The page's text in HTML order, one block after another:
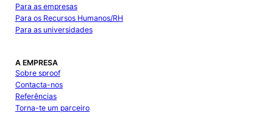
Para as empresas
Para os Recursos Humanos/RH
Para as universidades
A EMPRESA
Sobre sproof
Contacta-nos
Referências
Torna-te um parceiro